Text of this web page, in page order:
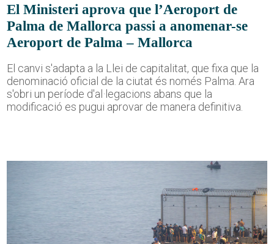
El Ministeri aprova que l’Aeroport de
Palma de Mallorca passi a anomenar-se
Aeroport de Palma – Mallorca
El canvi s'adapta a la Llei de capitalitat, que fixa que la
denominació oficial de la ciutat és només Palma. Ara
s'obri un període d'al·legacions abans que la
modificació es pugui aprovar de manera definitiva.